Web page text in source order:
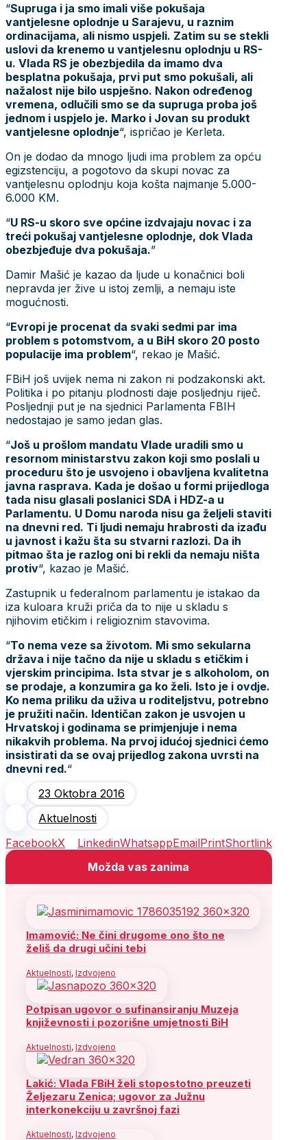
“Supruga i ja smo imali više pokušaja
vantjelesne oplodnje u Sarajevu, u raznim
ordinacijama, ali nismo uspjeli. Zatim su se stekli
uslovi da krenemo u vantjelesnu oplodnju u RS-
u. Vlada RS je obezbjedila da imamo dva
besplatna pokušaja, prvi put smo pokušali, ali
nažalost nije bilo uspješno. Nakon određenog
vremena, odlučili smo se da supruga proba još
jednom i uspjelo je. Marko i Jovan su produkt
vantjelesne oplodnje“, ispričao je Kerleta.
On je dodao da mnogo ljudi ima problem za opću
egizstenciju, a pogotovo da skupi novac za
vantjelesnu oplodnju koja košta najmanje 5.000-
6.000 KM.
“U RS-u skoro sve općine izdvajaju novac i za
treći pokušaj vantjelesne oplodnje, dok Vlada
obezbjeđuje dva pokušaja.”
Damir Mašić je kazao da ljude u konačnici boli
nepravda jer žive u istoj zemlji, a nemaju iste
mogućnosti.
“Evropi je procenat da svaki sedmi par ima
problem s potomstvom, a u BiH skoro 20 posto
populacije ima problem“, rekao je Mašić.
FBiH još uvijek nema ni zakon ni podzakonski akt.
Politika i po pitanju plodnosti daje posljednju riječ.
Posljednji put je na sjednici Parlamenta FBIH
nedostajao je samo jedan glas.
“Još u prošlom mandatu Vlade uradili smo u
resornom ministarstvu zakon koji smo poslali u
proceduru što je usvojeno i obavljena kvalitetna
javna rasprava. Kada je došao u formi prijedloga
tada nisu glasali poslanici SDA i HDZ-a u
Parlamentu. U Domu naroda nisu ga željeli staviti
na dnevni red. Ti ljudi nemaju hrabrosti da izađu
u javnost i kažu šta su stvarni razlozi. Da ih
pitmao šta je razlog oni bi rekli da nemaju ništa
protiv“, kazao je Mašić.
Zastupnik u federalnom parlamentu je istakao da
iza kuloara kruži priča da to nije u skladu s
njihovim etičkim i religioznim stavovima.
“To nema veze sa životom. Mi smo sekularna
država i nije tačno da nije u skladu s etičkim i
vjerskim principima. Ista stvar je s alkoholom, on
se prodaje, a konzumira ga ko želi. Isto je i ovdje.
Ko nema priliku da uživa u roditeljstvu, potrebno
je pružiti način. Identičan zakon je usvojen u
Hrvatskoj i godinama se primjenjuje i nema
nikakvih problema. Na prvoj idućoj sjednici ćemo
insistirati da se ovaj prijedlog zakona uvrsti na
dnevni red.“
23 Oktobra 2016
Aktuelnosti
FacebookX LinkedinWhatsappEmailPrintShortlink
Možda vas zanima
Imamović: Ne čini drugome ono što ne
želiš da drugi učini tebi
Aktuelnosti, Izdvojeno
Potpisan ugovor o sufinansiranju Muzeja
književnosti i pozorišne umjetnosti BiH
Aktuelnosti, Izdvojeno
Lakić: Vlada FBiH želi stopostotno preuzeti
Željezaru Zenica; ugovor za Južnu
interkonekciju u završnoj fazi
Aktuelnosti, Izdvojeno